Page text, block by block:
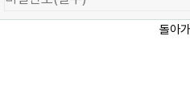
돌아가